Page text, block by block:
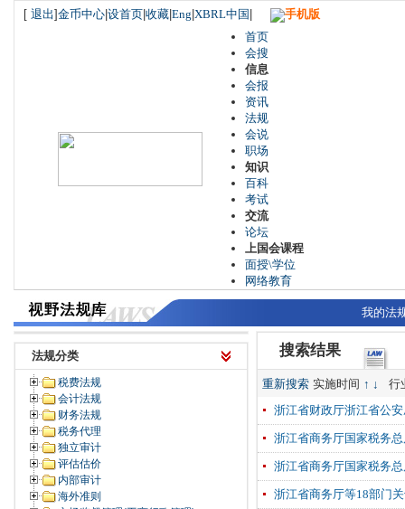
[ 退出]金币中心 设首页 收藏 Eng XBRL中国
手机版
首页
会搜
信息
会报
资讯
法规
会说
职场
知识
百科
考试
交流
论坛
上国会课程
面授\学位
网络教育
我的法
法规分类
税费法规
会计法规
财务法规
税务代理
独立审计
评估估价
内部审计
海外准则
搜索结果
重新搜索 实施时间 ↑ ↓
行
浙江省财政厅浙江省公
浙江省商务厅国家税务
浙江省商务厅国家税务
浙江省商务厅等18部门